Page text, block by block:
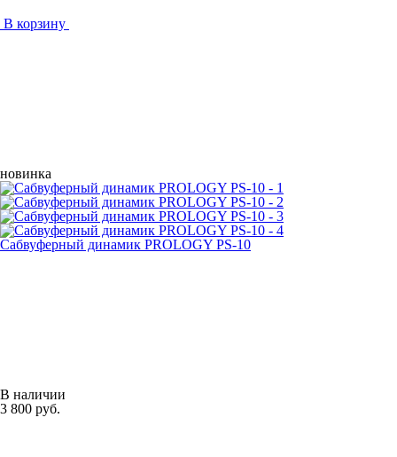
В корзину
новинка
Сабвуферный динамик PROLOGY PS-10
В наличии
3 800 руб.